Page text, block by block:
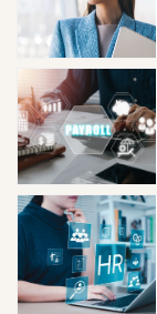
Lees meer
Lees meer